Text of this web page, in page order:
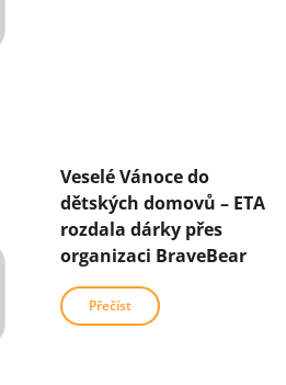
Veselé Vánoce do
dětských domovů – ETA
rozdala dárky přes
organizaci BraveBear
Přečíst